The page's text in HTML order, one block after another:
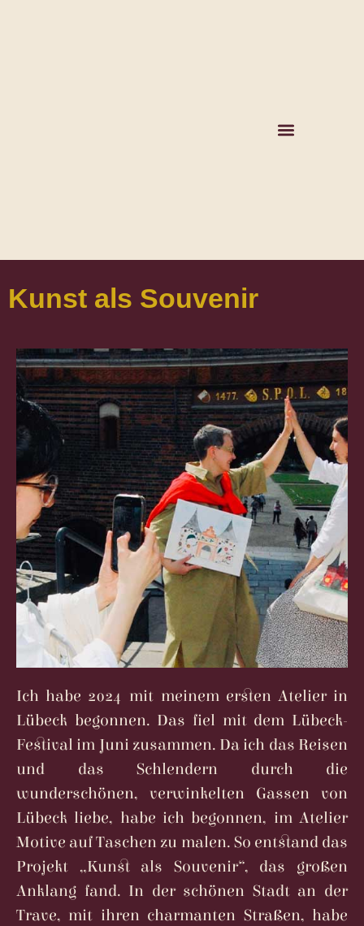
Kunst als Souvenir
Ich habe 2024 mit meinem ersten Atelier in
Lübeck begonnen. Das fiel mit dem Lübeck-
Festival im Juni zusammen. Da ich das Reisen
und das Schlendern durch die
wunderschönen, verwinkelten Gassen von
Lübeck liebe, habe ich begonnen, im Atelier
Motive auf Taschen zu malen. So entstand das
Projekt „Kunst als Souvenir“, das großen
Anklang fand. In der schönen Stadt an der
Trave, mit ihren charmanten Straßen, habe